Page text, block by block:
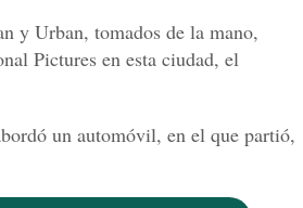
y Urban, tomados de la mano,
Pictures en esta ciudad, el
un automóvil, en el que partió,